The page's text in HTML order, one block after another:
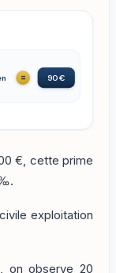
= 90 €
€, cette prime
exploitation
on observe 20